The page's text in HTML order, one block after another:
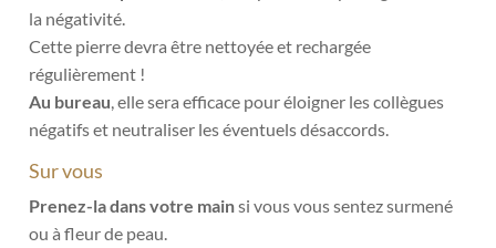
la négativité.
Cette pierre devra être nettoyée et rechargée
régulièrement !
Au bureau , elle sera efficace pour éloigner les collègues
négatifs et neutraliser les éventuels désaccords.
Sur vous
Prenez-la dans votre mainsi vous vous sentez surmené
ou à fleur de peau.